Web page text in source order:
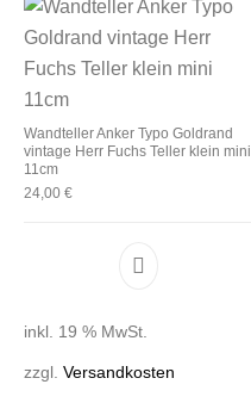
Wandteller Anker Typo Goldrand
vintage Herr Fuchs Teller klein mini
11cm
24,00€
inkl. 19 % MwSt.
zzgl.Versandkosten